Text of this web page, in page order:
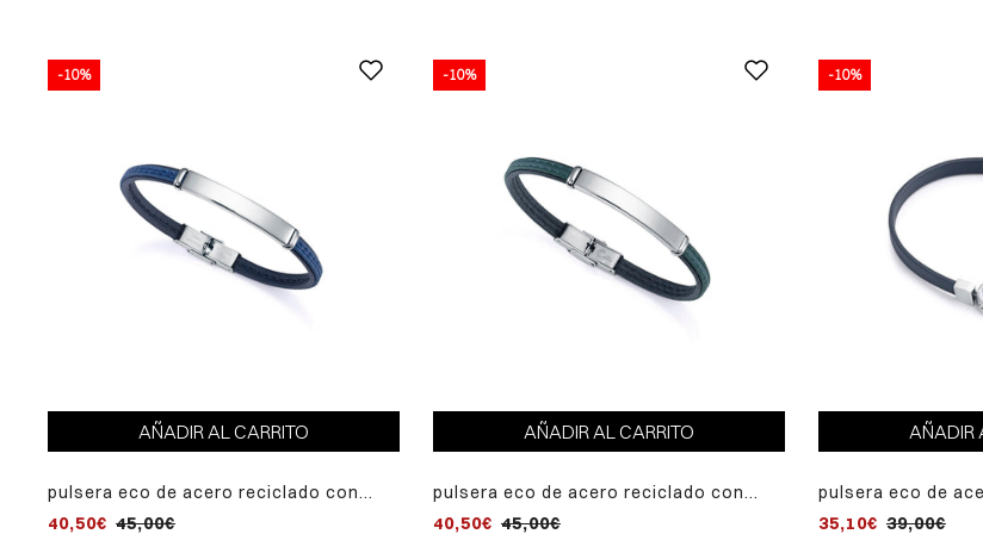
-10%
AÑADIR AL CARRITO
pulsera eco de acero reciclado con
40,50€ 45,00€
-10%
AÑADIR AL CARRITO
pulsera eco de acero reciclado con
40,50€ 45,00€
-10%
AÑADIR
pulsera eco de
35,10€ 39,00€